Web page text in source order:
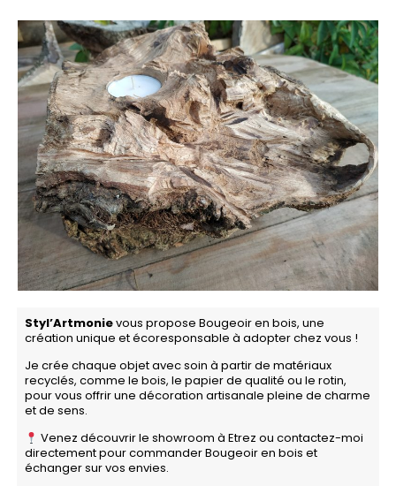
Styl’Artmonievous propose Bougeoir en bois, une
création unique et écoresponsable à adopter chez vous !
Je crée chaque objet avec soin à partir de matériaux
recyclés, comme le bois, le papier de qualité ou le rotin,
pour vous offrir une décoration artisanale pleine de charme
et de sens.
Venez découvrir le showroom à Etrez ou contactez-moi
directement pour commander Bougeoir en bois et
échanger sur vos envies.